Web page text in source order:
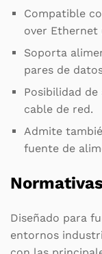
Compatible
over Ethernet
Soporta
pares de
Posibilidad
cable de red.
Admite
fuente de
Normativas
Diseñado para
entornos